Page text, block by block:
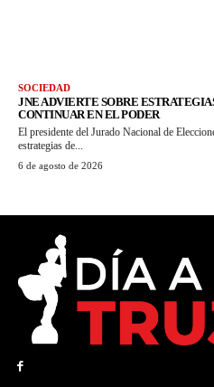
SOCIEDAD
JNE ADVIERTE SOBRE
CONTINUAR EN EL PODER
El presidente del Jurado Nacional de
estrategias de...
6 de agosto de 2026